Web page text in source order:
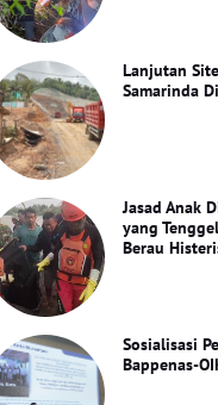
Lanjutan
Samarinda
Jasad Anak
yang
Berau
Sosialisasi
Bappenas-